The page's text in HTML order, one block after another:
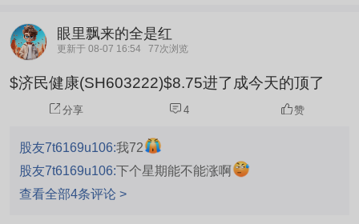
眼里飘来的全是红
更新于 08-07 16:54 77次浏览
$济民健康(SH603222)$8.75进了成今天的顶了
分享 4 赞
股友7t6169u106:我72
股友7t6169u106:下个星期能不能涨啊
查看全部4条评论 >